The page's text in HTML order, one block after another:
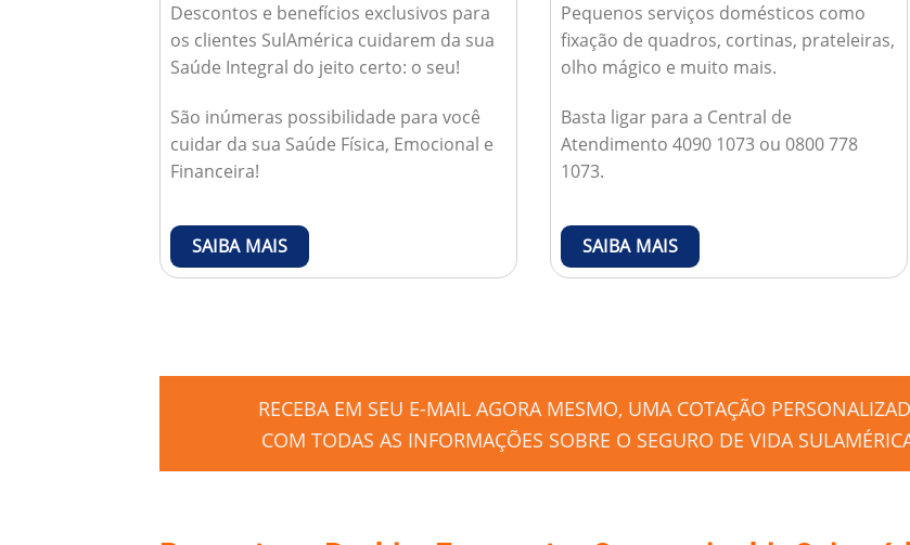
Descontos e benefícios exclusivos para
os clientes SulAmérica cuidarem da sua
Saúde Integral do jeito certo: o seu!
São inúmeras possibilidade para você
cuidar da sua Saúde Física, Emocional e
Financeira!
SAIBA MAIS
Pequenos serviços domésticos como
fixação de quadros, cortinas, prateleiras,
olho mágico e muito mais.
Basta ligar para a Central de
Atendimento 4090 1073 ou 0800 778
1073.
SAIBA MAIS
RECEBA EM SEU E-MAIL AGORA MESMO, UMA COTAÇÃO
COM TODAS AS INFORMAÇÕES SOBRE O SEGURO DE VIDA